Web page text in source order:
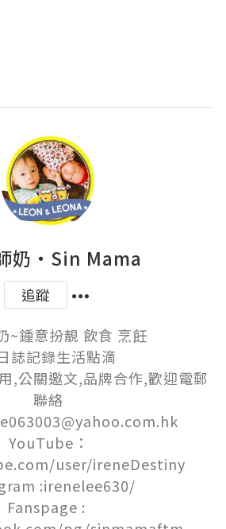
奶‧Sin Mama
追蹤
~鍾意扮靚 飲食 烹飪
誌記錄生活點滴
,公關邀文,品牌合作,歡迎電郵
聯絡
YouTube：
user/ireneDestiny
:irenelee630/
Fanspage :